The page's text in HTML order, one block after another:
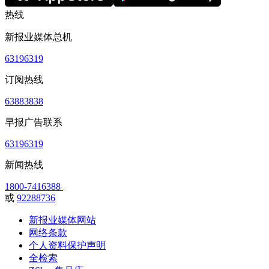
热线
新报业媒体总机
63196319
订阅热线
63883838
早报广告联系
63196319
新闻热线
1800-7416388
或 92288736
新报业媒体网站
网络条款
个人资料保护声明
全检索